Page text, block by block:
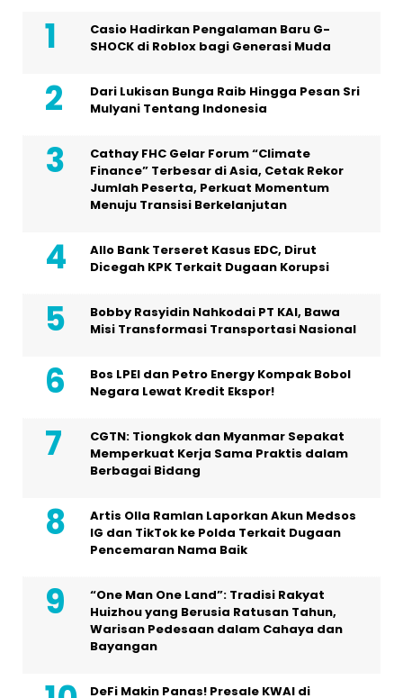
Casio Hadirkan Pengalaman Baru G-
SHOCK di Roblox bagi Generasi Muda
Dari Lukisan Bunga Raib Hingga Pesan Sri
Mulyani Tentang Indonesia
Cathay FHC Gelar Forum “Climate
Finance” Terbesar di Asia, Cetak Rekor
Jumlah Peserta, Perkuat Momentum
Menuju Transisi Berkelanjutan
Allo Bank Terseret Kasus EDC, Dirut
Dicegah KPK Terkait Dugaan Korupsi
Bobby Rasyidin Nahkodai PT KAI, Bawa
Misi Transformasi Transportasi Nasional
Bos LPEI dan Petro Energy Kompak Bobol
Negara Lewat Kredit Ekspor!
CGTN: Tiongkok dan Myanmar Sepakat
Memperkuat Kerja Sama Praktis dalam
Berbagai Bidang
Artis Olla Ramlan Laporkan Akun Medsos
IG dan TikTok ke Polda Terkait Dugaan
Pencemaran Nama Baik
“One Man One Land”: Tradisi Rakyat
Huizhou yang Berusia Ratusan Tahun,
Warisan Pedesaan dalam Cahaya dan
Bayangan
DeFi Makin Panas! Presale KWAI di